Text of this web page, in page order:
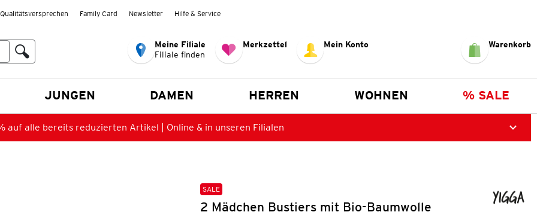
Qualitätsversprechen Family Card Newsletter Hilfe & Service
Meine Filiale
Filiale finden
Merkzettel Mein Konto Warenkorb
JUNGEN DAMEN HERREN WOHNEN % SALE
auf alle bereits reduzierten Artikel | Online & in unseren Filialen
SALE
2 Mädchen Bustiers mit Bio-Baumwolle